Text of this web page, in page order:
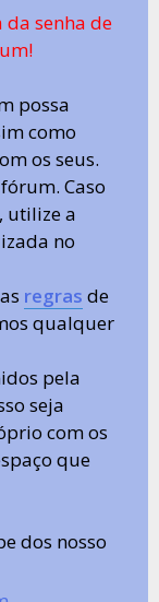
da senha de
possa
como
os seus.
Caso
utilize a
no
regras de
qualquer
pela
seja
com os
que
dos nosso